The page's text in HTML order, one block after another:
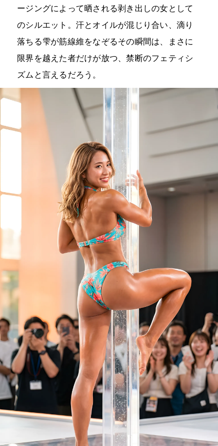
ージングによって晒される剥き出しの女として
のシルエット。汗とオイルが混じり合い、滴り
落ちる雫が筋線維をなぞるその瞬間は、まさに
限界を越えた者だけが放つ、禁断のフェティシ
ズムと言えるだろう。